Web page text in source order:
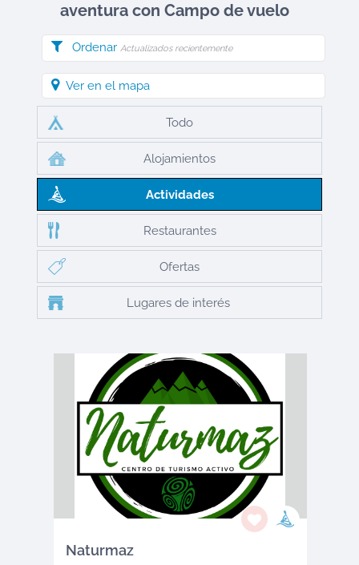
aventura con Campo de vuelo
Ordenar Actualizados recientemente
Ver en el mapa
Todo
Alojamientos
Actividades
Restaurantes
Ofertas
Lugares de interés
Naturmaz